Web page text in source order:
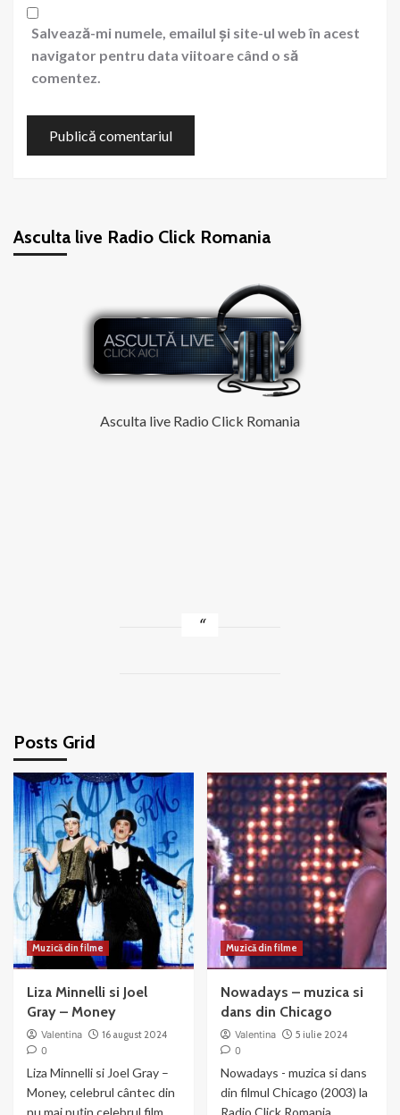
Salvează-mi numele, emailul și site-ul web în acest
navigator pentru data viitoare când o să
comentez.
Asculta live Radio Click Romania
Asculta live Radio Click Romania
Posts Grid
Muzică din filme
Liza Minnelli si Joel
Gray – Money
Valentina
16 august 2024
0
Liza Minnelli si Joel Gray –
Money, celebrul cântec din
nu mai puțin celebrul film
Muzică din filme
Nowadays – muzica si
dans din Chicago
Valentina
5 iulie 2024
0
Nowadays - muzica si dans
din filmul Chicago (2003) la
Radio Click Romania